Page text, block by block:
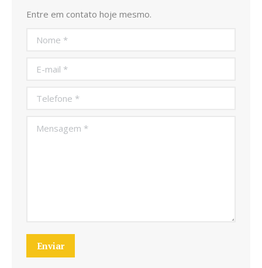
Entre em contato hoje mesmo.
Nome *
E-mail *
Telefone *
Mensagem *
Enviar